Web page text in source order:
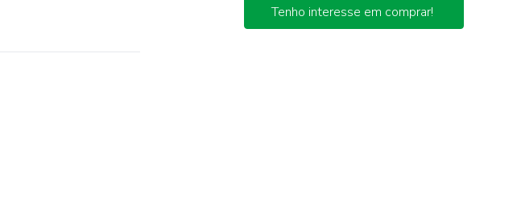
Tenho interesse em comprar!